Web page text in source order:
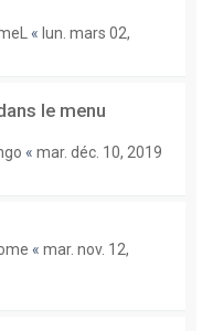
« lun. mars 02,
le menu
« mar. déc. 10, 2019
« mar. nov. 12,